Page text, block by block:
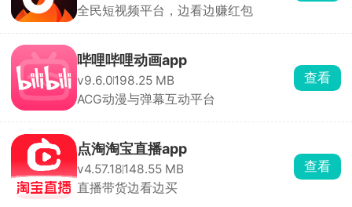
全民短视频平台，边看边赚红包
哔哩哔哩动画app
v9.6.0198.25 MB
ACG动漫与弹幕互动平台
查看
点淘淘宝直播app
v4.57.18148.55 MB
直播带货边看边买
查看